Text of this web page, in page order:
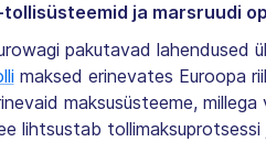
tollisüsteemid ja marsruudi
pakutavad lahendused
maksed erinevates Euroopa
maksusüsteeme,
lihtsustab